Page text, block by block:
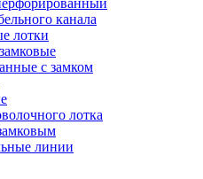
канала
лотки
с замком
лотка
линии